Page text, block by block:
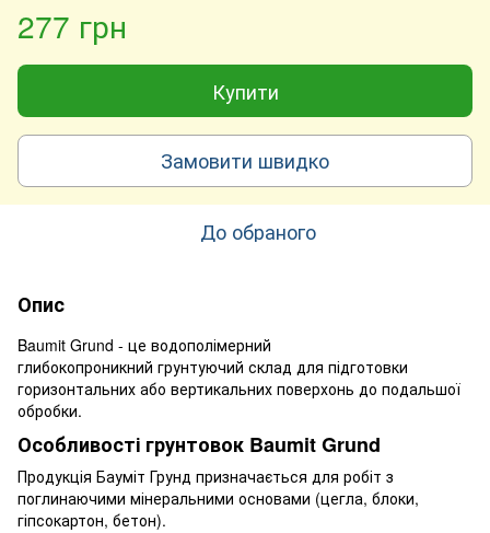
277 грн
Купити
Замовити швидко
До обраного
Опис
Baumit Grund - це водополімерний
глибокопроникний грунтуючий склад для підготовки
горизонтальних або вертикальних поверхонь до подальшої
обробки.
Особливості грунтовок Baumit Grund
Продукція Бауміт Грунд призначається для робіт з
поглинаючими мінеральними основами (цегла, блоки,
гіпсокартон, бетон).